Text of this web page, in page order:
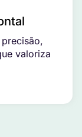
valoriza